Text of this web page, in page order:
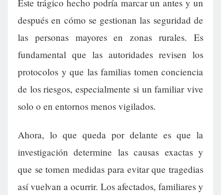
Este trágico hecho podría marcar un antes y un
después en cómo se gestionan las seguridad de
las personas mayores en zonas rurales. Es
fundamental que las autoridades revisen los
protocolos y que las familias tomen conciencia
de los riesgos, especialmente si un familiar vive
solo o en entornos menos vigilados.
Ahora, lo que queda por delante es que la
investigación determine las causas exactas y
que se tomen medidas para evitar que tragedias
así vuelvan a ocurrir. Los afectados, familiares y